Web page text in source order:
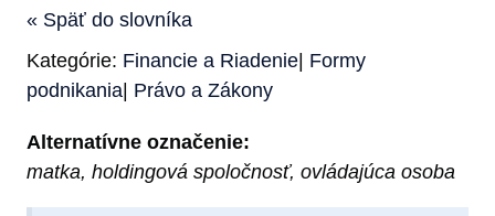
« Späť do slovníka
Kategórie: Financie a Riadenie| Formy
podnikania| Právo a Zákony
Alternatívne označenie:
matka, holdingová spoločnosť, ovládajúca osoba